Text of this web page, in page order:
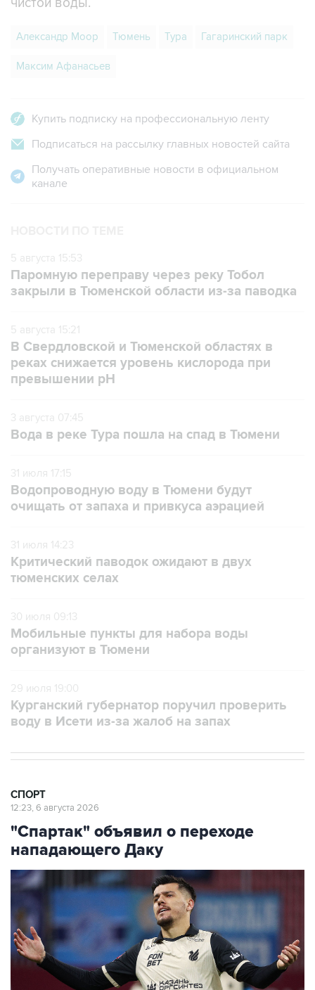
чистой воды.
Александр Моор Тюмень Тура Гагаринский парк
Максим Афанасьев
Купить подписку на профессиональную ленту
Подписаться на рассылку главных новостей сайта
Получать оперативные новости в официальном
канале
5 августа 15:53
Паромную переправу через реку Тобол
закрыли в Тюменской области из-за паводка
5 августа 15:21
В Свердловской и Тюменской областях в
реках снижается уровень кислорода при
превышении рН
3 августа 07:45
Вода в реке Тура пошла на спад в Тюмени
31 июля 17:15
Водопроводную воду в Тюмени будут
очищать от запаха и привкуса аэрацией
31 июля 14:23
Критический паводок ожидают в двух
тюменских селах
30 июля 09:13
Мобильные пункты для набора воды
организуют в Тюмени
29 июля 19:00
Курганский губернатор поручил проверить
воду в Исети из-за жалоб на запах
СПОРТ
12:23, 6 августа 2026
"Спартак" объявил о переходе
нападающего Даку